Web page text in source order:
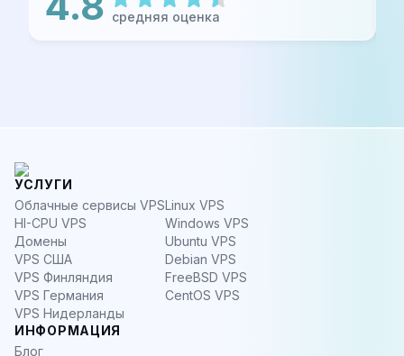
средняя оценка
УСЛУГИ
Облачные сервисы VPS
HI-CPU VPS
Домены
VPS США
VPS Финляндия
VPS Германия
VPS Нидерланды
Linux VPS
Windows VPS
Ubuntu VPS
Debian VPS
FreeBSD VPS
CentOS VPS
ИНФОРМАЦИЯ
Блог